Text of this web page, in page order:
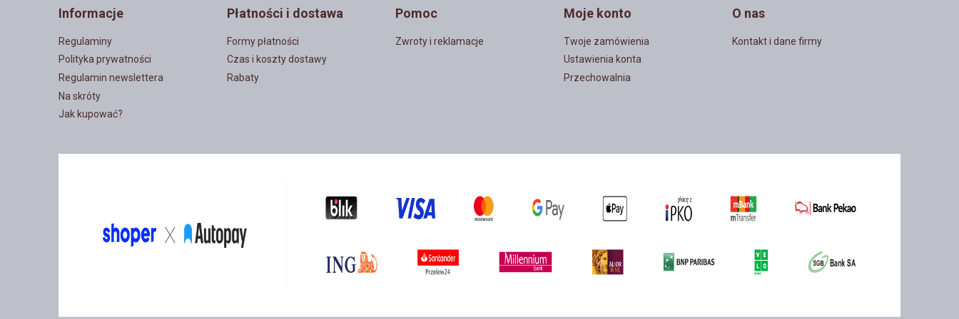
Informacje
Regulaminy
Polityka prywatności
Regulamin newslettera
Na skróty
Jak kupować?
Płatności i dostawa
Formy płatności
Czas i koszty dostawy
Rabaty
Pomoc
Zwroty i reklamacje
Moje konto
Twoje zamówienia
Ustawienia konta
Przechowalnia
O nas
Kontakt i dane firmy